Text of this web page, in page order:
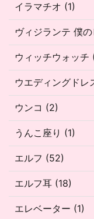
イラマチオ (1)
ヴィジランテ 僕
ウィッチウォッチ
ウエディングドレ
ウンコ (2)
うんこ座り (1)
エルフ (52)
エルフ耳 (18)
エレベーター (1)